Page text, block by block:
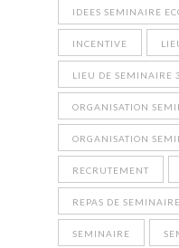
IDEES SEMINAIRE
INCENTIVE
LIEU DE SEMINAIRE
ORGANISATION
ORGANISATION
RECRUTEMENT
REPAS DE SEMINAIRE
SEMINAIRE